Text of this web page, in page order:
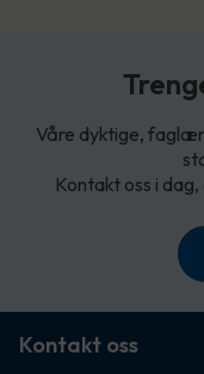
Våre dyktige,
Kontakt oss i
Kontakt oss